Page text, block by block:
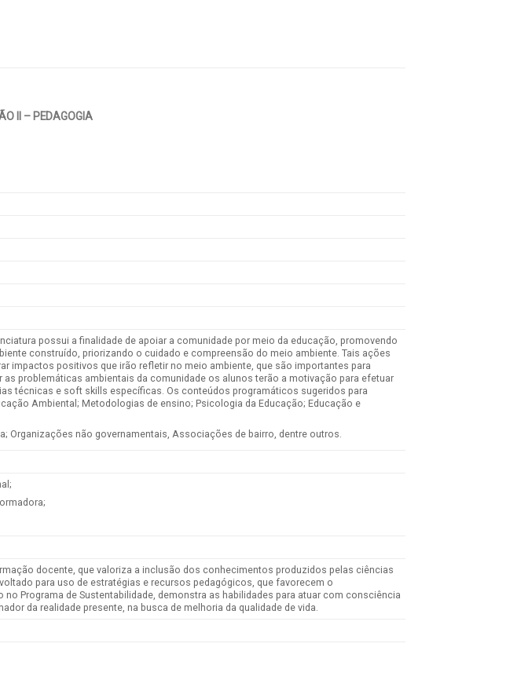
II – PEDAGOGIA
possui a finalidade de apoiar a comunidade por meio da educação, promovendo
construído, priorizando o cuidado e compreensão do meio ambiente. Tais ações
impactos positivos que irão refletir no meio ambiente, que são importantes para
problemáticas ambientais da comunidade os alunos terão a motivação para efetuar
técnicas e soft skills específicas. Os conteúdos programáticos sugeridos para
Ambiental; Metodologias de ensino; Psicologia da Educação; Educação e
não governamentais, Associações de bairro, dentre outros.
docente, que valoriza a inclusão dos conhecimentos produzidos pelas ciências
para uso de estratégias e recursos pedagógicos, que favorecem o
Programa de Sustentabilidade, demonstra as habilidades para atuar com consciência
da realidade presente, na busca de melhoria da qualidade de vida.